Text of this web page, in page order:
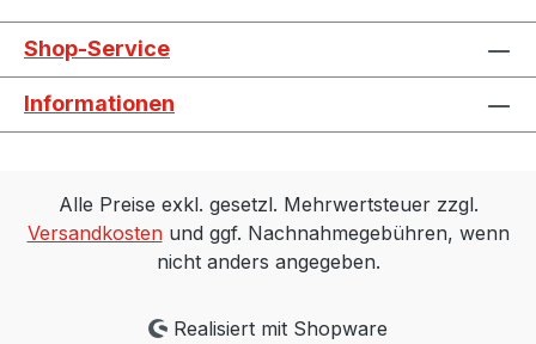
Shop-Service
Informationen
Alle Preise exkl. gesetzl. Mehrwertsteuer zzgl.
Versandkostenund ggf. Nachnahmegebühren, wenn
nicht anders angegeben.
Realisiert mit Shopware